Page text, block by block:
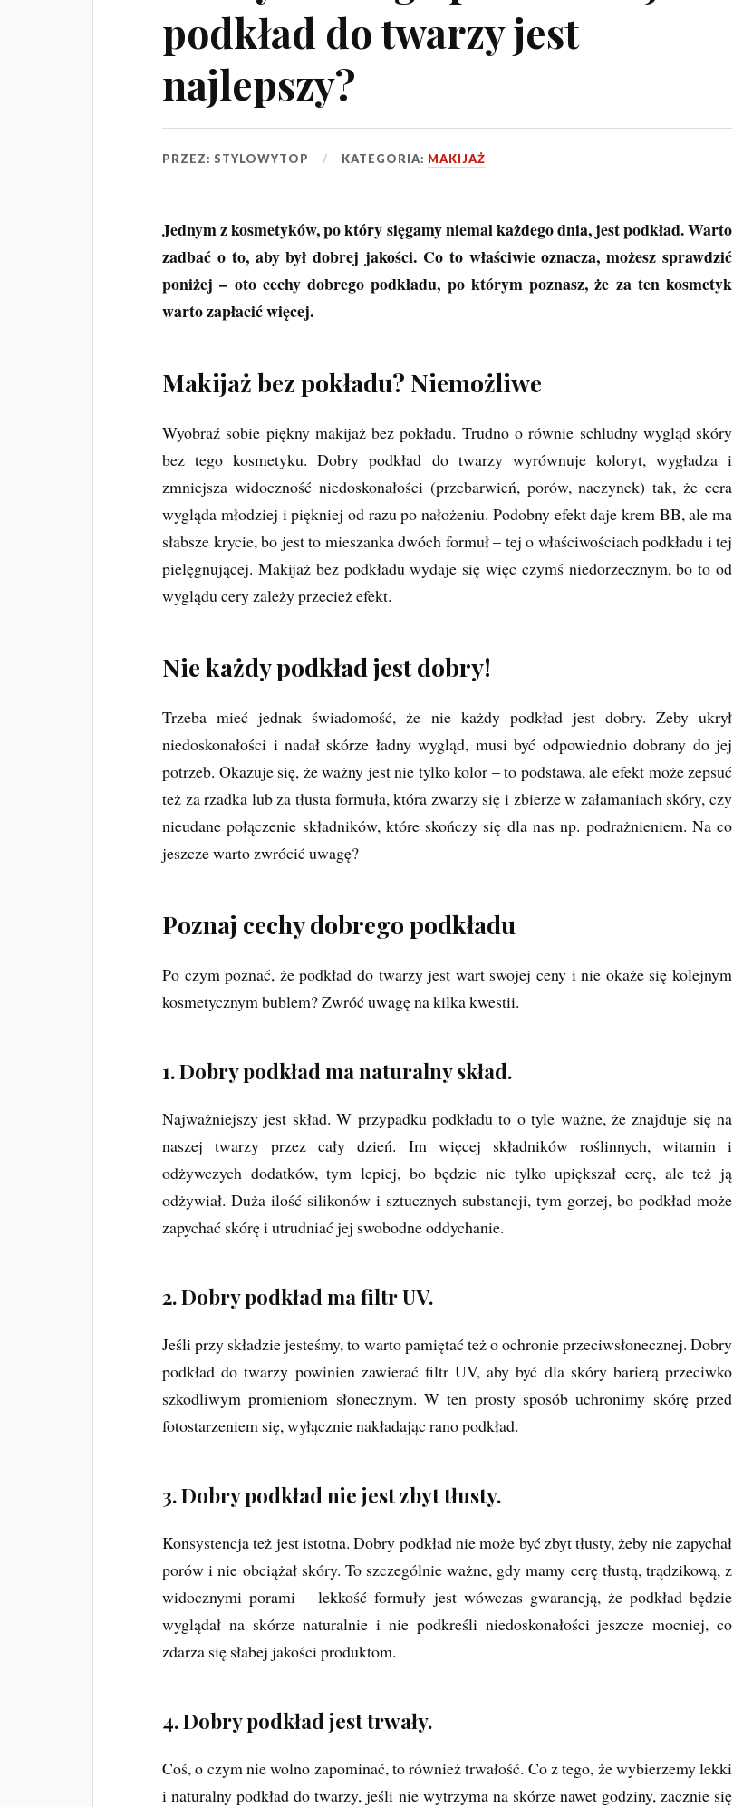
podkład do twarzy jest
najlepszy?
PRZEZ: STYLOWYTOP KATEGORIA: MAKIJAŻ
Jednym z kosmetyków, po który sięgamy niemal każdego dnia, jest podkład. Warto
zadbać o to, aby był dobrej jakości. Co to właściwie oznacza, możesz sprawdzić
poniżej – oto cechy dobrego podkładu, po którym poznasz, że za ten kosmetyk
warto zapłacić więcej.
Makijaż bez pokładu? Niemożliwe
Wyobraź sobie piękny makijaż bez pokładu. Trudno o równie schludny wygląd skóry
bez tego kosmetyku. Dobry podkład do twarzy wyrównuje koloryt, wygładza i
zmniejsza widoczność niedoskonałości (przebarwień, porów, naczynek) tak, że cera
wygląda młodziej i piękniej od razu po nałożeniu. Podobny efekt daje krem BB, ale ma
słabsze krycie, bo jest to mieszanka dwóch formuł – tej o właściwościach podkładu i tej
pielęgnującej. Makijaż bez podkładu wydaje się więc czymś niedorzecznym, bo to od
wyglądu cery zależy przecież efekt.
Nie każdy podkład jest dobry!
Trzeba mieć jednak świadomość, że nie każdy podkład jest dobry. Żeby ukrył
niedoskonałości i nadał skórze ładny wygląd, musi być odpowiednio dobrany do jej
potrzeb. Okazuje się, że ważny jest nie tylko kolor – to podstawa, ale efekt może zepsuć
też za rzadka lub za tłusta formuła, która zwarzy się i zbierze w załamaniach skóry, czy
nieudane połączenie składników, które skończy się dla nas np. podrażnieniem. Na co
jeszcze warto zwrócić uwagę?
Poznaj cechy dobrego podkładu
Po czym poznać, że podkład do twarzy jest wart swojej ceny i nie okaże się kolejnym
kosmetycznym bublem? Zwróć uwagę na kilka kwestii.
1. Dobry podkład ma naturalny skład.
Najważniejszy jest skład. W przypadku podkładu to o tyle ważne, że znajduje się na
naszej twarzy przez cały dzień. Im więcej składników roślinnych, witamin i
odżywczych dodatków, tym lepiej, bo będzie nie tylko upiększał cerę, ale też ją
odżywiał. Duża ilość silikonów i sztucznych substancji, tym gorzej, bo podkład może
zapychać skórę i utrudniać jej swobodne oddychanie.
2. Dobry podkład ma filtr UV.
Jeśli przy składzie jesteśmy, to warto pamiętać też o ochronie przeciwsłonecznej. Dobry
podkład do twarzy powinien zawierać filtr UV, aby być dla skóry barierą przeciwko
szkodliwym promieniom słonecznym. W ten prosty sposób uchronimy skórę przed
fotostarzeniem się, wyłącznie nakładając rano podkład.
3. Dobry podkład nie jest zbyt tłusty.
Konsystencja też jest istotna. Dobry podkład nie może być zbyt tłusty, żeby nie zapychał
porów i nie obciążał skóry. To szczególnie ważne, gdy mamy cerę tłustą, trądzikową, z
widocznymi porami – lekkość formuły jest wówczas gwarancją, że podkład będzie
wyglądał na skórze naturalnie i nie podkreśli niedoskonałości jeszcze mocniej, co
zdarza się słabej jakości produktom.
4. Dobry podkład jest trwały.
Coś, o czym nie wolno zapominać, to również trwałość. Co z tego, że wybierzemy lekki
i naturalny podkład do twarzy, jeśli nie wytrzyma na skórze nawet godziny, zacznie się